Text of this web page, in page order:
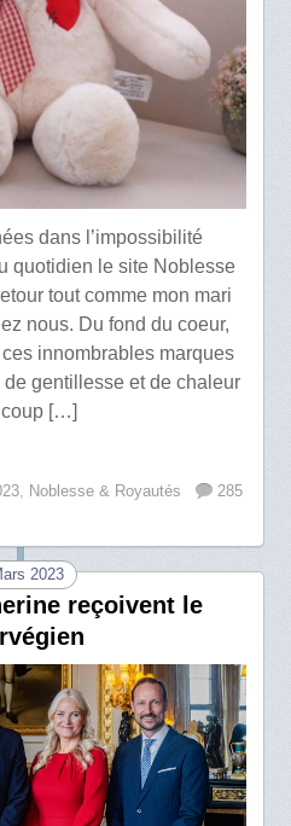
dans l’impossibilité
quotidien le site Noblesse
tout comme mon mari
nous. Du fond du coeur,
innombrables marques
gentillesse et de chaleur
[…]
Noblesse & Royautés
285
2023
reçoivent le